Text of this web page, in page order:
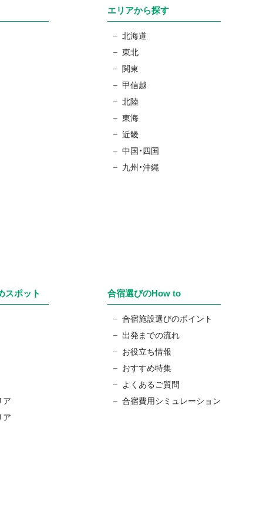
エリアから探す
北海道
東北
関東
甲信越
北陸
東海
近畿
中国・四国
九州・沖縄
スポット
ア
ア
合宿選びのHow to
合宿施設選びのポイント
出発までの流れ
お役立ち情報
おすすめ特集
よくあるご質問
合宿費用シミュレーション